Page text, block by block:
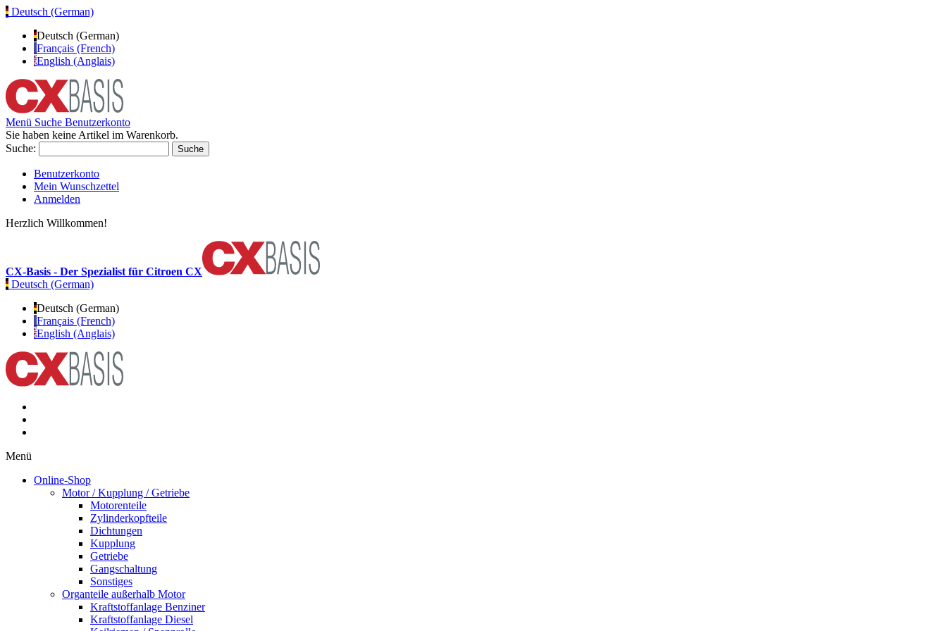
Deutsch (German)
Deutsch (German)
Français (French)
English (Anglais)
Menü Suche Benutzerkonto
Sie haben keine Artikel im Warenkorb.
Suche:
Suche
Benutzerkonto
Mein Wunschzettel
Anmelden
Herzlich Willkommen!
CX-Basis - Der Spezialist für Citroen CX
Deutsch (German)
Deutsch (German)
Français (French)
English (Anglais)
Menü
Online-Shop
Motor / Kupplung / Getriebe
Motorenteile
Zylinderkopfteile
Dichtungen
Kupplung
Getriebe
Gangschaltung
Sonstiges
Organteile außerhalb Motor
Kraftstoffanlage Benziner
Kraftstoffanlage Diesel